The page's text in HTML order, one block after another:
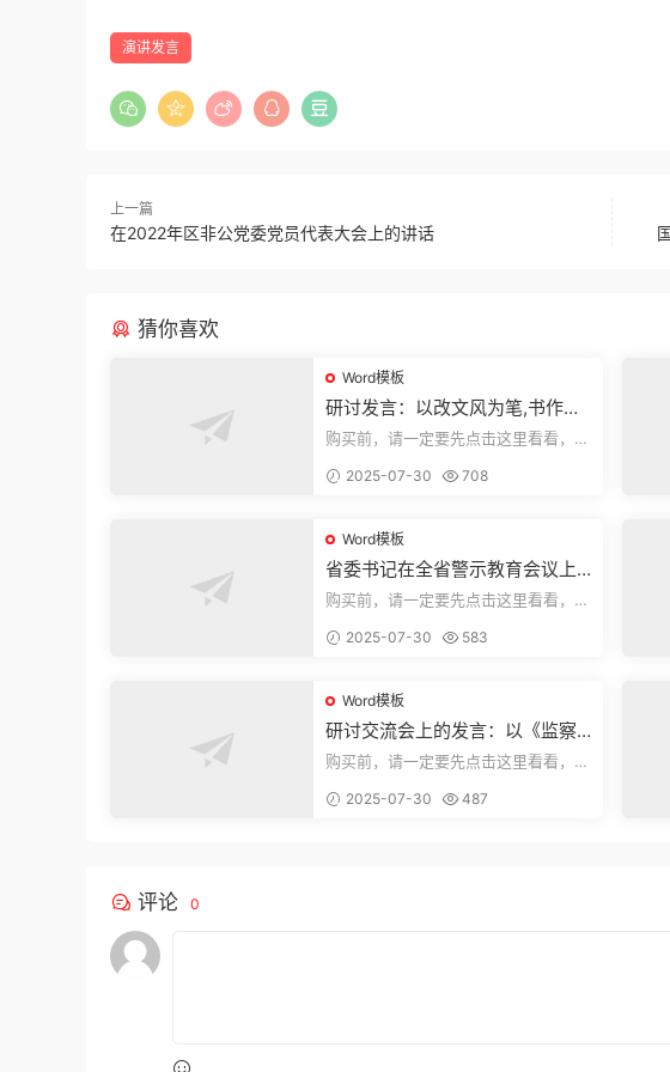
演讲发言
上一篇
在2022年区非公党委党员代表大会上的讲话
猜你喜欢
Word模板
研讨发言：以改文风为笔,书作风
建设“必修课”
购买前，请一定要先点击这里看看，欢
束，本文...
2025-07-30 708
Word模板
省委书记在全省警示教育会议上
的讲话
购买前，请一定要先点击这里看看，欢
束，本文...
2025-07-30 583
Word模板
研讨交流会上的发言：以《监察
法实施条例》为纲,推动巡察工作
购买前，请一定要先点击这里看看，欢
束，本文...
2025-07-30 487
评论 0